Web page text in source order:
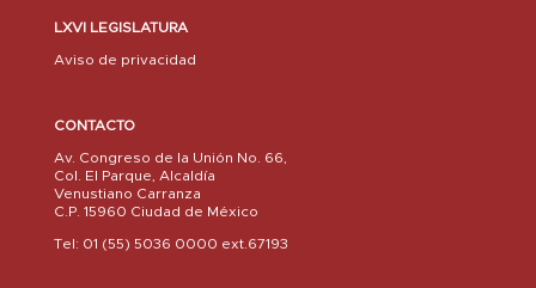
LXVI LEGISLATURA
Aviso de privacidad
CONTACTO
Av. Congreso de la Unión No. 66,
Col. El Parque, Alcaldía
Venustiano Carranza
C.P. 15960 Ciudad de México
Tel: 01 (55) 5036 0000 ext.67193